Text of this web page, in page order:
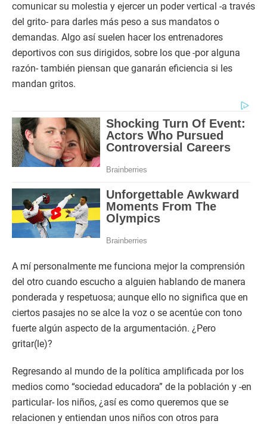
comunicar su molestia y ejercer un poder vertical -a través
del grito- para darles más peso a sus mandatos o
demandas. Algo así suelen hacer los entrenadores
deportivos con sus dirigidos, sobre los que -por alguna
razón- también piensan que ganarán eficiencia si les
mandan gritos.
A mí personalmente me funciona mejor la comprensión
del otro cuando escucho a alguien hablando de manera
ponderada y respetuosa; aunque ello no significa que en
ciertos pasajes no se alce la voz o se acentúe con tono
fuerte algún aspecto de la argumentación. ¿Pero
gritar(le)?
Regresando al mundo de la política amplificada por los
medios como “sociedad educadora” de la población y -en
particular- los niños, ¿así es como queremos que se
relacionen y entiendan unos niños con otros para